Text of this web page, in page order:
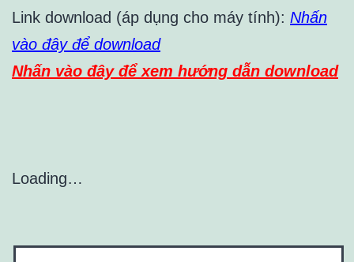
Link download (áp dụng cho máy tính): Nhấn
vào đây để download
Nhấn vào đây để xem hướng dẫn download
Loading…